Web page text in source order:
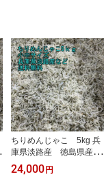
ちりめんじゃこ 5kg 兵
庫県淡路産 徳島県産
その他国産 小中サイ
ズ ソフトタイプ
24,000 円